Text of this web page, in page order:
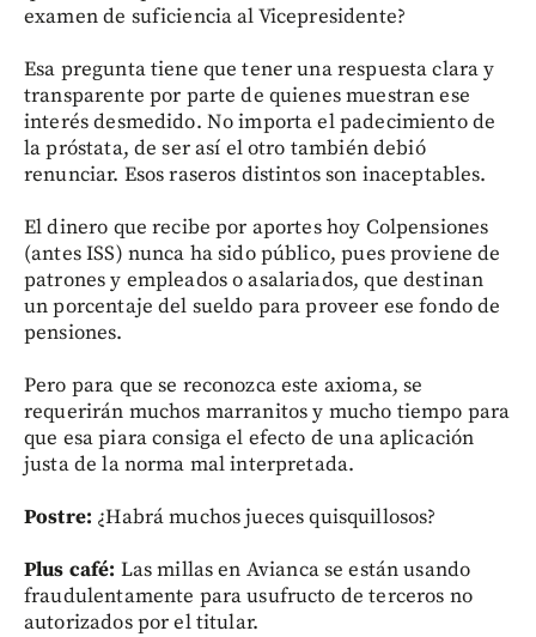
examen de suficiencia al Vicepresidente?
Esa pregunta tiene que tener una respuesta clara y
transparente por parte de quienes muestran ese
interés desmedido. No importa el padecimiento de
la próstata, de ser así el otro también debió
renunciar. Esos raseros distintos son inaceptables.
El dinero que recibe por aportes hoy Colpensiones
(antes ISS) nunca ha sido público, pues proviene de
patrones y empleados o asalariados, que destinan
un porcentaje del sueldo para proveer ese fondo de
pensiones.
Pero para que se reconozca este axioma, se
requerirán muchos marranitos y mucho tiempo para
que esa piara consiga el efecto de una aplicación
justa de la norma mal interpretada.
Postre: ¿Habrá muchos jueces quisquillosos?
Plus café: Las millas en Avianca se están usando
fraudulentamente para usufructo de terceros no
autorizados por el titular.